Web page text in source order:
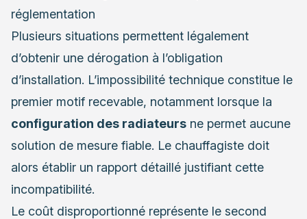
réglementation
Plusieurs situations permettent légalement
d’obtenir une dérogation à l’obligation
d’installation. L’impossibilité technique constitue le
premier motif recevable, notamment lorsque la
configuration des radiateurs ne permet aucune
solution de mesure fiable. Le chauffagiste doit
alors établir un rapport détaillé justifiant cette
incompatibilité.
Le coût disproportionné représente le second